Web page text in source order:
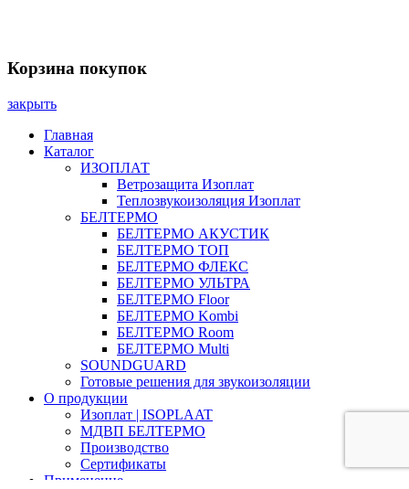
Корзина покупок
закрыть
Главная
Каталог
ИЗОПЛАТ
Ветрозащита Изоплат
Теплозвукоизоляция Изоплат
БЕЛТЕРМО
БЕЛТЕРМО АКУСТИК
БЕЛТЕРМО ТОП
БЕЛТЕРМО ФЛЕКС
БЕЛТЕРМО УЛЬТРА
БЕЛТЕРМО Floor
БЕЛТЕРМО Kombi
БЕЛТЕРМО Room
БЕЛТЕРМО Multi
SOUNDGUARD
Готовые решения для звукоизоляции
О продукции
Изоплат | ISOPLAAT
МДВП БЕЛТЕРМО
Производство
Сертификаты
Применение